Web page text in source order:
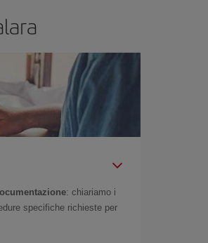
: chiariamo i
specifiche richieste per